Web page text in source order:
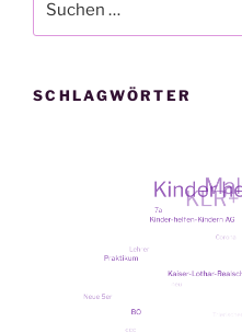
nach:
SCHLAGWÖRTER